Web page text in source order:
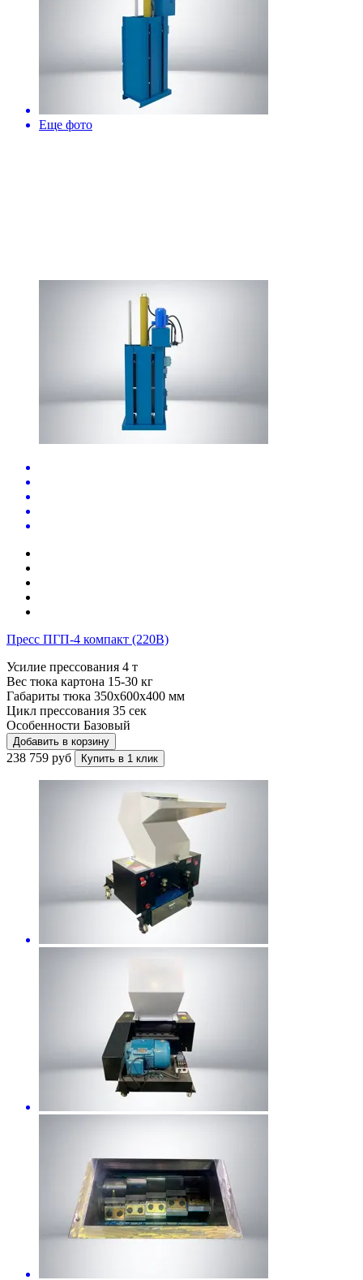
Еще фото
Пресс ПГП-4 компакт (220В)
Усилие прессования 4 т
Вес тюка картона 15-30 кг
Габариты тюка 350x600x400 мм
Цикл прессования 35 сек
Особенности Базовый
Добавить в корзину
238 759 руб Купить в 1 клик